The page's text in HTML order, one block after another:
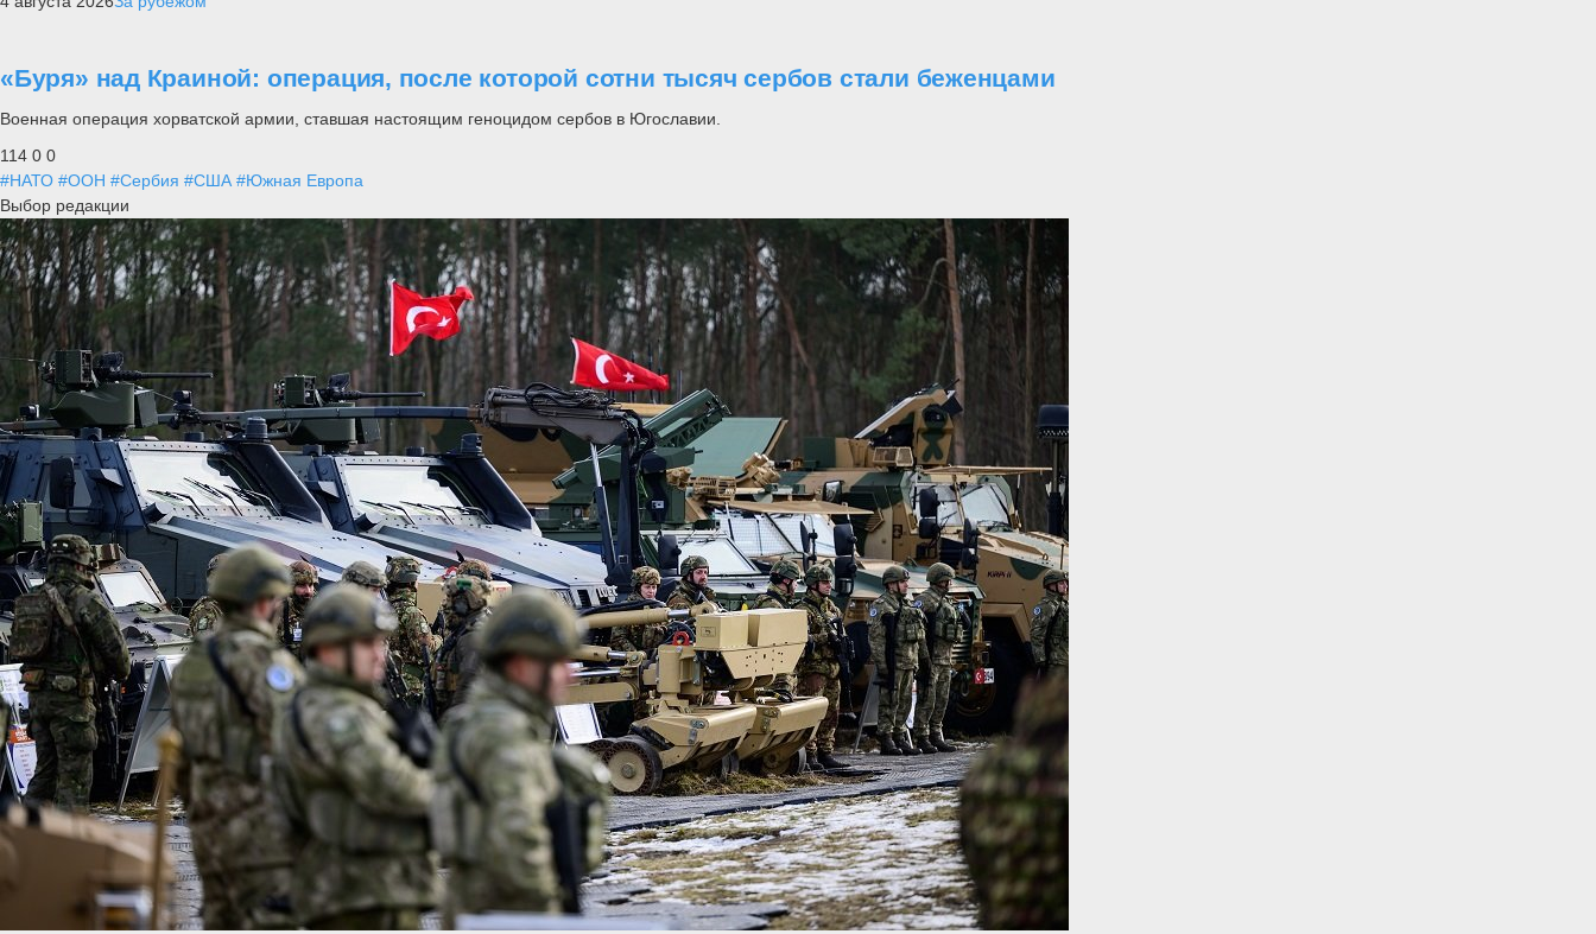
«Буря» над Краиной: операция, после которой сотни тысяч сербов стали беженцами
Военная операция хорватской армии, ставшая настоящим геноцидом сербов в Югославии.
114 0 0
#НАТО #ООН #Сербия #США #Южная Европа
Выбор редакции